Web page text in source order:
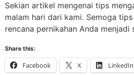
Sekian artikel mengenai tips
malam hari dari kami. Semoga
rencana pernikahan Anda menjadi
Share this:
Facebook X LinkedIn